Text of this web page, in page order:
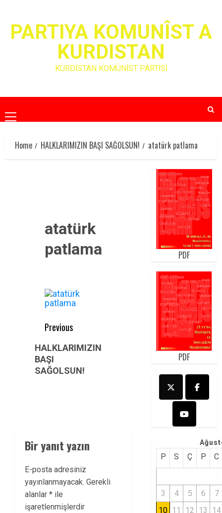
contentPARTIYA KOMUNÎST A
KURDISTAN
KÜRDİSTAN KOMÜNİST PARTİSİ
Primary
Menu
Home
HALKLARIMIZIN BAŞI SAĞOLSUN! atatürk patlama
atatürk
patlama
Post
navigation
Previous
Previous
post:
HALKLARIMIZIN
BAŞI
SAĞOLSUN!
Bir yanıt yazın
E-posta adresiniz
yayınlanmayacak. Gerekli
alanlar * ile
işaretlenmişlerdir
PDF
PDF
P S Ç P C
3 4 5 6
7
10 11 12 13
14